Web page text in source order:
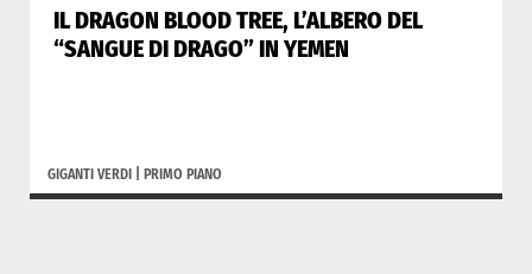
IL DRAGON BLOOD TREE, L’ALBERO DEL
“SANGUE DI DRAGO” IN YEMEN
GIGANTI VERDI PRIMO PIANO